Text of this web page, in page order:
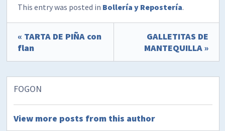
This entry was posted in Bollería y Repostería.
« TARTA DE PIÑA con
flan
GALLETITAS DE
MANTEQUILLA »
FOGON
View more posts from this author